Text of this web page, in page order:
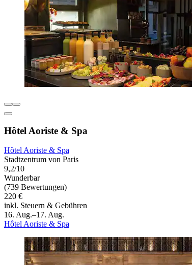
Hôtel Aoriste & Spa
Hôtel Aoriste & Spa
Stadtzentrum von Paris
9,2/10
Wunderbar
(739 Bewertungen)
220 €
inkl. Steuern & Gebühren
16. Aug.–17. Aug.
Hôtel Aoriste & Spa